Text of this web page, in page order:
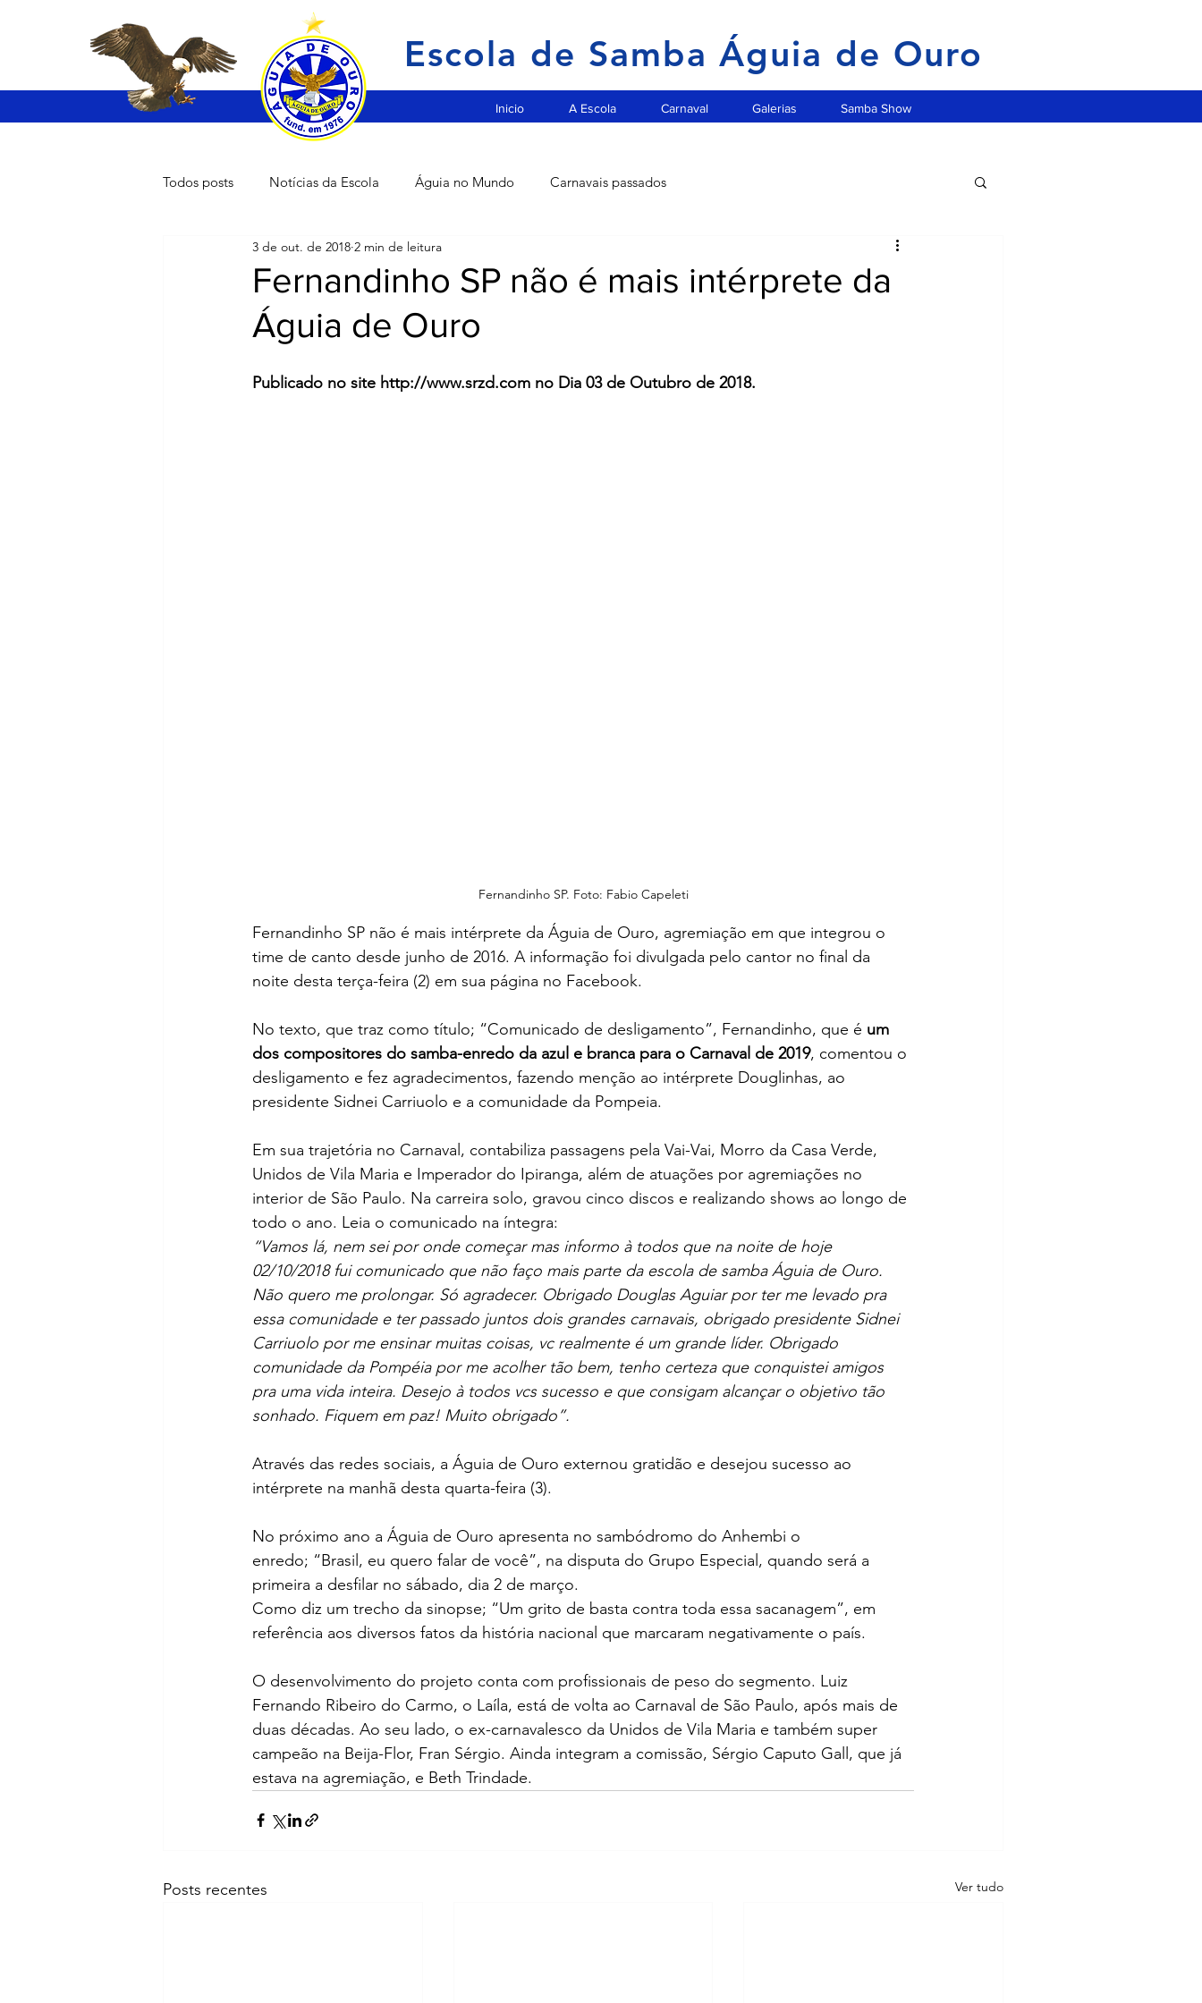
Escola de Samba Águia de Ouro
Inicio A Escola Carnaval Galerias Samba Show
Todos posts Notícias da Escola Águia no Mundo Carnavais passados
Fernandinho SP não é mais intérprete da
Águia de Ouro
3 de out. de 2018 2 min de leitura
Publicado no site http://www.srzd.com no Dia 03 de Outubro de 2018.
Fernandinho SP. Foto: Fabio Capeleti
Fernandinho SP não é mais intérprete da Águia de Ouro, agremiação em que integrou o
time de canto desde junho de 2016. A informação foi divulgada pelo cantor no final da
noite desta terça-feira (2) em sua página no Facebook.
No texto, que traz como título; “Comunicado de desligamento”, Fernandinho, que é um
dos compositores do samba-enredo da azul e branca para o Carnaval de 2019, comentou o
desligamento e fez agradecimentos, fazendo menção ao intérprete Douglinhas, ao
presidente Sidnei Carriuolo e a comunidade da Pompeia.
Em sua trajetória no Carnaval, contabiliza passagens pela Vai-Vai, Morro da Casa Verde,
Unidos de Vila Maria e Imperador do Ipiranga, além de atuações por agremiações no
interior de São Paulo. Na carreira solo, gravou cinco discos e realizando shows ao longo de
todo o ano. Leia o comunicado na íntegra:
“Vamos lá, nem sei por onde começar mas informo à todos que na noite de hoje
02/10/2018 fui comunicado que não faço mais parte da escola de samba Águia de Ouro.
Não quero me prolongar. Só agradecer. Obrigado Douglas Aguiar por ter me levado pra
essa comunidade e ter passado juntos dois grandes carnavais, obrigado presidente Sidnei
Carriuolo por me ensinar muitas coisas, vc realmente é um grande líder. Obrigado
comunidade da Pompéia por me acolher tão bem, tenho certeza que conquistei amigos
pra uma vida inteira. Desejo à todos vcs sucesso e que consigam alcançar o objetivo tão
sonhado. Fiquem em paz! Muito obrigado”.
Através das redes sociais, a Águia de Ouro externou gratidão e desejou sucesso ao
intérprete na manhã desta quarta-feira (3).
No próximo ano a Águia de Ouro apresenta no sambódromo do Anhembi o
enredo; “Brasil, eu quero falar de você”, na disputa do Grupo Especial, quando será a
primeira a desfilar no sábado, dia 2 de março.
Como diz um trecho da sinopse; “Um grito de basta contra toda essa sacanagem”, em
referência aos diversos fatos da história nacional que marcaram negativamente o país.
O desenvolvimento do projeto conta com profissionais de peso do segmento. Luiz
Fernando Ribeiro do Carmo, o Laíla, está de volta ao Carnaval de São Paulo, após mais de
duas décadas. Ao seu lado, o ex-carnavalesco da Unidos de Vila Maria e também super
campeão na Beija-Flor, Fran Sérgio. Ainda integram a comissão, Sérgio Caputo Gall, que já
estava na agremiação, e Beth Trindade.
Posts recentes Ver tudo